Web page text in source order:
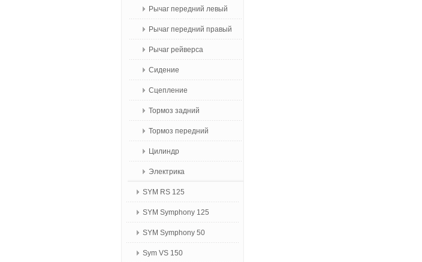
Рычаг передний левый
Рычаг передний правый
Рычаг рейверса
Сидение
Сцепление
Тормоз задний
Тормоз передний
Цилиндр
Электрика
SYM RS 125
SYM Symphony 125
SYM Symphony 50
Sym VS 150